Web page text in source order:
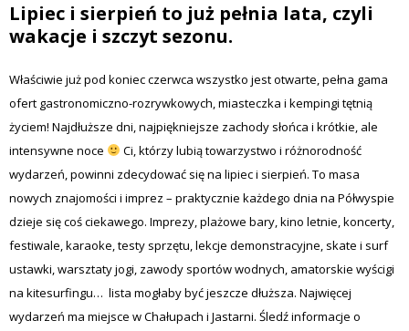
Lipiec i sierpień to już pełnia lata, czyli
wakacje i szczyt sezonu.
Właściwie już pod koniec czerwca wszystko jest otwarte, pełna gama
ofert gastronomiczno-rozrywkowych, miasteczka i kempingi tętnią
życiem! Najdłuższe dni, najpiękniejsze zachody słońca i krótkie, ale
intensywne noce
Ci, którzy lubią towarzystwo i różnorodność
wydarzeń, powinni zdecydować się na lipiec i sierpień. To masa
nowych znajomości i imprez – praktycznie każdego dnia na Półwyspie
dzieje się coś ciekawego. Imprezy, plażowe bary, kino letnie, koncerty,
festiwale, karaoke, testy sprzętu, lekcje demonstracyjne, skate i surf
ustawki, warsztaty jogi, zawody sportów wodnych, amatorskie wyścigi
na kitesurfingu… lista mogłaby być jeszcze dłuższa. Najwięcej
wydarzeń ma miejsce w Chałupach i Jastarni. Śledź informacje o